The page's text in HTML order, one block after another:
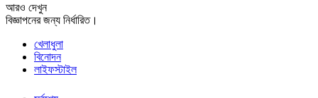
আরও দেখুন
বিজ্ঞাপনের জন্য নির্ধারিত।
খেলাধুলা
বিনোদন
লাইফস্টাইল